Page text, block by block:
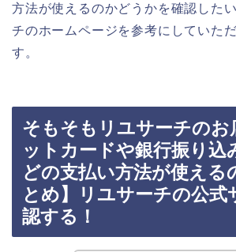
方法が使えるのかどうかを確認した
チのホームページを参考にしていた
す。
そもそもリユサーチのお
ットカードや銀行振り込
どの支払い方法が使える
とめ】リユサーチの公式
認する！